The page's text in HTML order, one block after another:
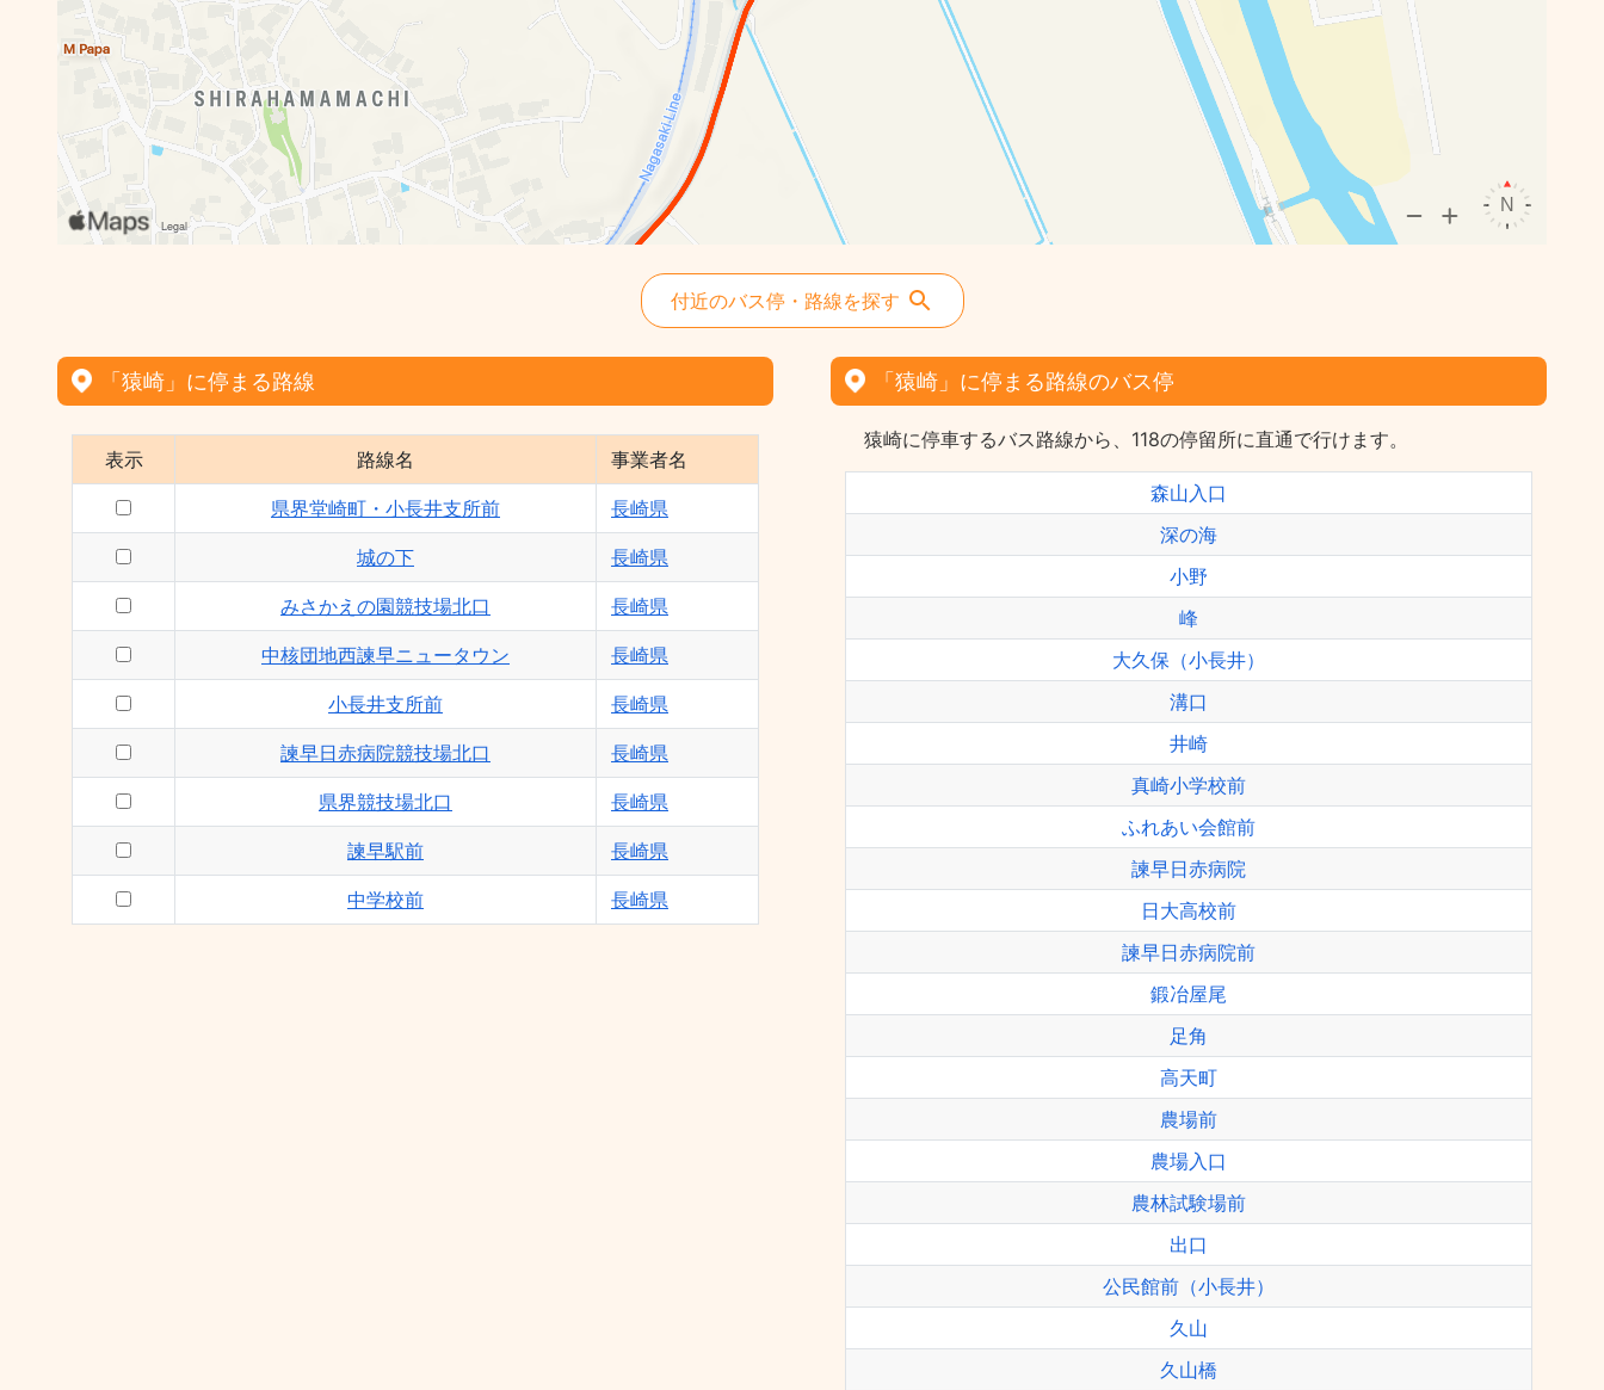
付近のバス停・路線を探す
「猿崎」に停まる路線
表示 路線名 事業者名
県界堂崎町・小長井支所前 長崎県
城の下 長崎県
みさかえの園競技場北口 長崎県
中核団地西諫早ニュータウン 長崎県
小長井支所前 長崎県
諫早日赤病院競技場北口 長崎県
県界競技場北口 長崎県
諫早駅前 長崎県
中学校前 長崎県
「猿崎」に停まる路線のバス停
猿崎に停車するバス路線から、118の停留所に直通で行けます。
森山入口
深の海
小野
峰
大久保（小長井）
溝口
井崎
真崎小学校前
ふれあい会館前
諫早日赤病院
日大高校前
諫早日赤病院前
鍛冶屋尾
足角
高天町
農場前
農場入口
農林試験場前
出口
公民館前（小長井）
久山
久山橋